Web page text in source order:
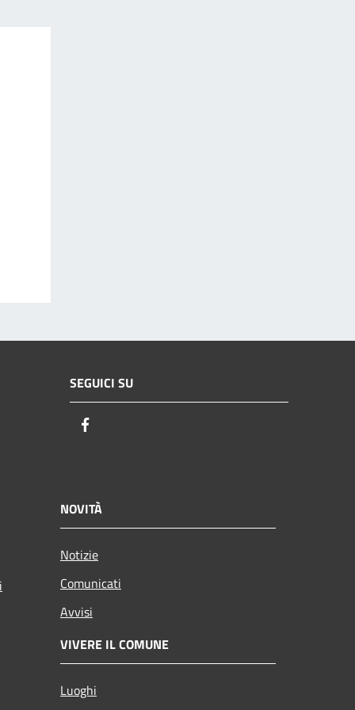
SEGUICI SU
NOVITÀ
Notizie
Comunicati
Avvisi
VIVERE IL COMUNE
Luoghi